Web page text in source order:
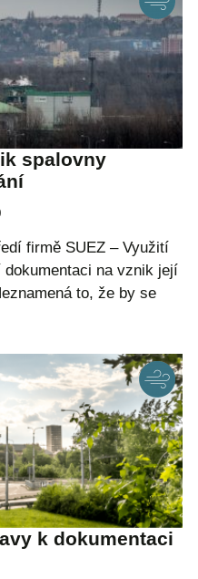
spalovny
firmě SUEZ – Využití
na vznik její
to, že by se
k dokumentaci